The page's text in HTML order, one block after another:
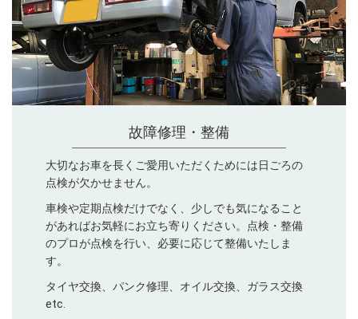
故障修理・整備
大切なお車を長くご愛用いただくためには日ごろの
点検が欠かせません。
車検や定期点検だけでなく、少しでも気になること
があればお気軽にお立ち寄りください。点検・整備
のプロが点検を行い、必要に応じて整備いたしま
す。
タイヤ交換、パンク修理、オイル交換、ガラス交換
etc.